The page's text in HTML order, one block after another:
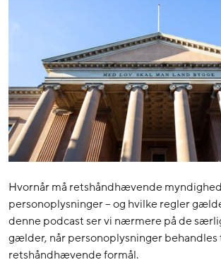
Hvornår må retshåndhævende
personoplysninger – og hvilke regler
denne podcast ser vi nærmere på de
gælder, når personoplysninger behandles
retshåndhævende formål.